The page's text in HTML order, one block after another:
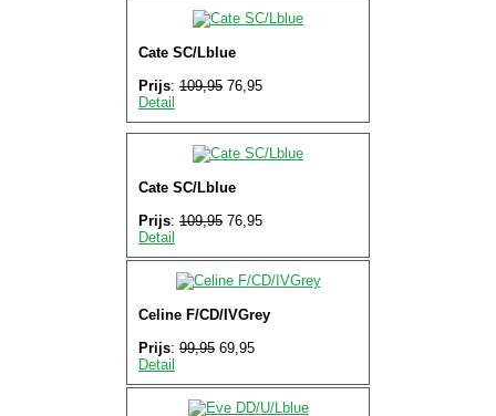
Cate SC/Lblue
Prijs: 109,95 76,95
Detail
Cate SC/Lblue
Prijs: 109,95 76,95
Detail
Celine F/CD/IVGrey
Prijs: 99,95 69,95
Detail